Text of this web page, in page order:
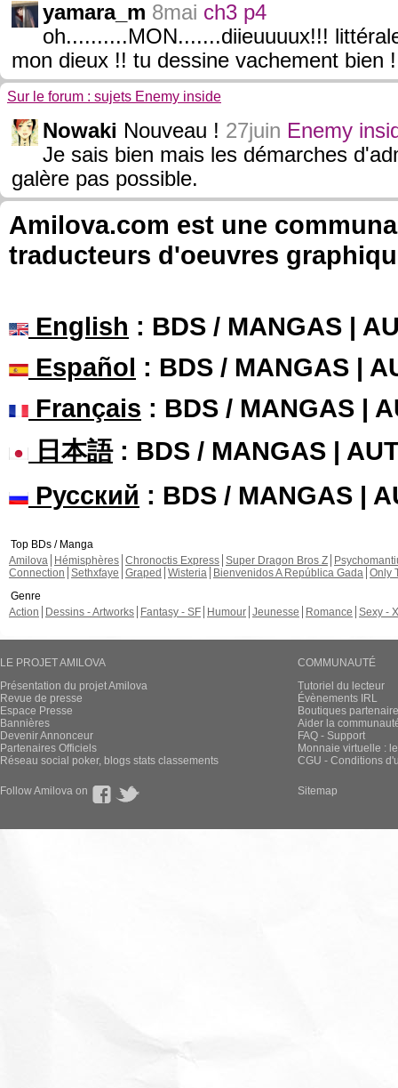
yamara_m 8mai ch3 p4
oh..........MON.......diieuuuux!!!
mon dieux !! tu dessine vachement bien
Sur le forum : sujets Enemy inside
Nowaki Nouveau ! 27juin Enemy
Je sais bien mais les démarches
galère pas possible.
Amilova.com est une
traducteurs d'oeuvres
English : BDS / MANGAS |
Español : BDS / MANGAS |
Français : BDS / MANGAS |
日本語: BDS / MANGAS |
Русский : BDS / MANGAS |
Top BDs / Manga
Amilova
Hémisphères Chronoctis Express Super Dragon Bros Z
Connection Sethxfaye Graped Wisteria Bienvenidos A República Gada Only
Genre
Action
Dessins - Artworks Fantasy - SF Humour Jeunesse Romance Sexy -
LE PROJET AMILOVA
Présentation du projet Amilova
Revue de presse
Espace Presse
Bannières
Devenir Annonceur
Partenaires Officiels
Réseau social poker, blogs stats classements
COMMUNAUTÉ
Tutoriel du lecteur
Évènements IRL
Boutiques
Aider la
FAQ - Support
Monnaie virtuelle :
CGU - Conditions
Follow Amilova on Sitemap